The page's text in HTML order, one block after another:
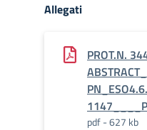
Allegati
PROT.N.
pdf - 627 kb